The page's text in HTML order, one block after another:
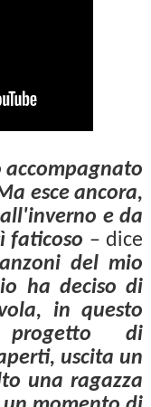
accompagnato
esce ancora,
e da
faticoso – dice
del mio
ha deciso di
in questo
di
uscita un
una ragazza